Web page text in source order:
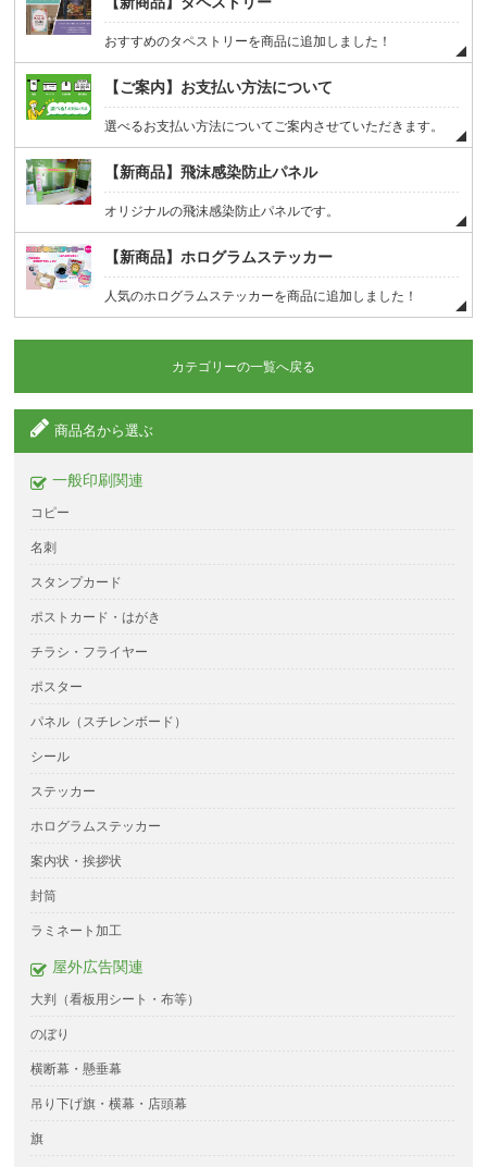
おすすめのタペストリーを商品に追加しました！
【ご案内】お支払い方法について
選べるお支払い方法についてご案内させていただきます。
【新商品】飛沫感染防止パネル
オリジナルの飛沫感染防止パネルです。
【新商品】ホログラムステッカー
人気のホログラムステッカーを商品に追加しました！
カテゴリーの一覧へ戻る
商品名から選ぶ
一般印刷関連
コピー
名刺
スタンプカード
ポストカード・はがき
チラシ・フライヤー
ポスター
パネル（スチレンボード）
シール
ステッカー
ホログラムステッカー
案内状・挨拶状
封筒
ラミネート加工
屋外広告関連
大判（看板用シート・布等）
のぼり
横断幕・懸垂幕
吊り下げ旗・横幕・店頭幕
旗